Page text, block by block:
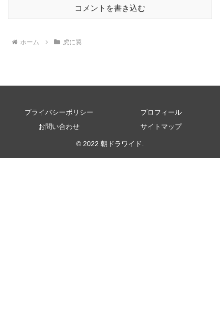
コメントを書き込む
ホーム 虎に翼
プライバシーポリシー
プロフィール
お問い合わせ
サイトマップ
© 2022 朝ドラワイド.